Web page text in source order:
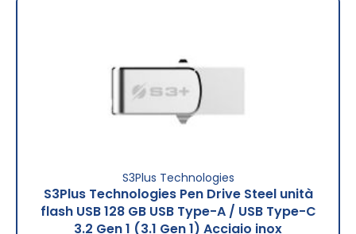
S3Plus Technologies
S3Plus Technologies Pen Drive Steel unità
flash USB 128 GB USB Type-A / USB Type-C
3.2 Gen 1 (3.1 Gen 1) Acciaio inox